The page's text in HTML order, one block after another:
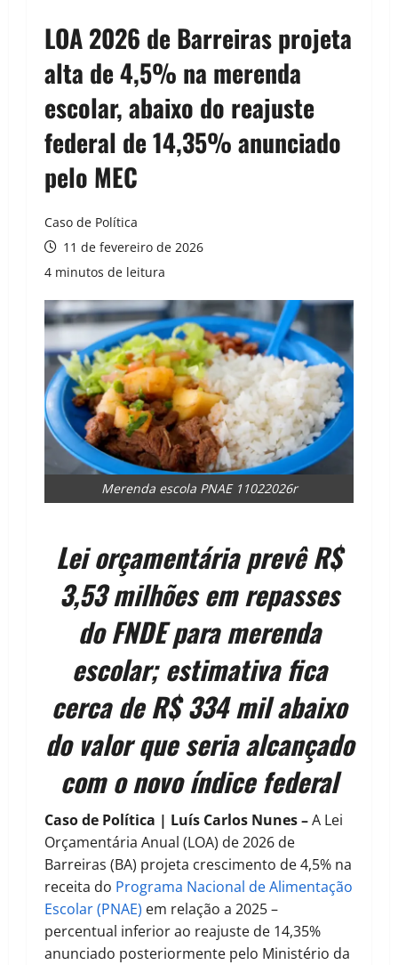
LOA 2026 de Barreiras projeta
alta de 4,5% na merenda
escolar, abaixo do reajuste
federal de 14,35% anunciado
pelo MEC
Caso de Política
11 de fevereiro de 2026
4 minutos de leitura
Merenda escola PNAE 11022026r
Lei orçamentária prevê R$
3,53 milhões em repasses
do FNDE para merenda
escolar; estimativa fica
cerca de R$ 334 mil abaixo
do valor que seria alcançado
com o novo índice federal
Caso de Política | Luís Carlos Nunes –A Lei
Orçamentária Anual (LOA) de 2026 de
Barreiras (BA) projeta crescimento de 4,5% na
receita do Programa Nacional de Alimentação
Escolar (PNAE) em relação a 2025 –
percentual inferior ao reajuste de 14,35%
anunciado posteriormente pelo Ministério da